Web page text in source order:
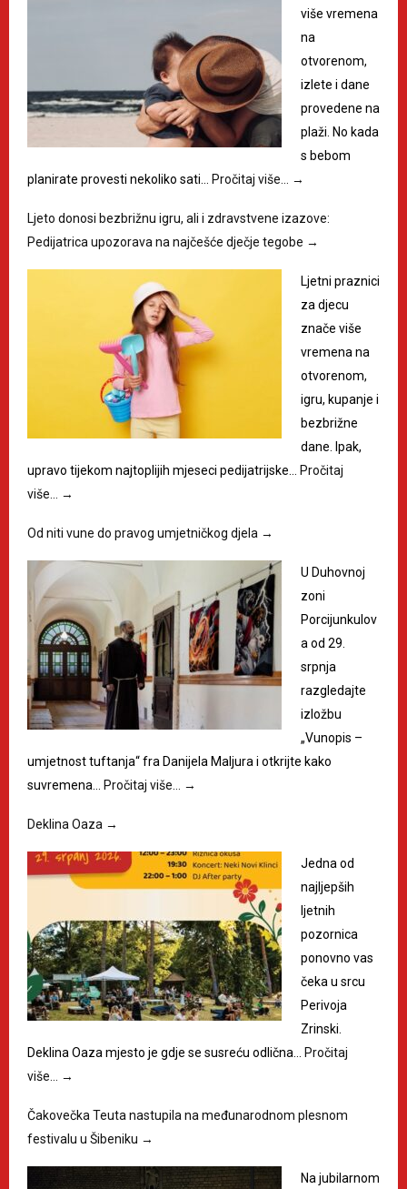
više vremena
na
otvorenom,
izlete i dane
provedene na
plaži. No kada
s bebom
planirate provesti nekoliko sati… Pročitaj više… →
Ljeto donosi bezbrižnu igru, ali i zdravstvene izazove:
Pedijatrica upozorava na najčešće dječje tegobe →
Ljetni praznici
za djecu
znače više
vremena na
otvorenom,
igru, kupanje i
bezbrižne
dane. Ipak,
upravo tijekom najtoplijih mjeseci pedijatrijske… Pročitaj
više… →
Od niti vune do pravog umjetničkog djela →
U Duhovnoj
zoni
Porcijunkulov
a od 29.
srpnja
razgledajte
izložbu
„Vunopis –
umjetnost tuftanja“ fra Danijela Maljura i otkrijte kako
suvremena… Pročitaj više… →
Deklina Oaza →
Jedna od
najljepših
ljetnih
pozornica
ponovno vas
čeka u srcu
Perivoja
Zrinski.
Deklina Oaza mjesto je gdje se susreću odlična… Pročitaj
više… →
Čakovečka Teuta nastupila na međunarodnom plesnom
festivalu u Šibeniku →
Na jubilarnom